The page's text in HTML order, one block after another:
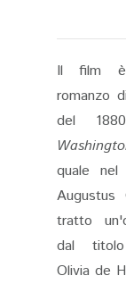
Il film è
romanzo
del
quale
Augustus
tratto
dal titolo
Olivia de